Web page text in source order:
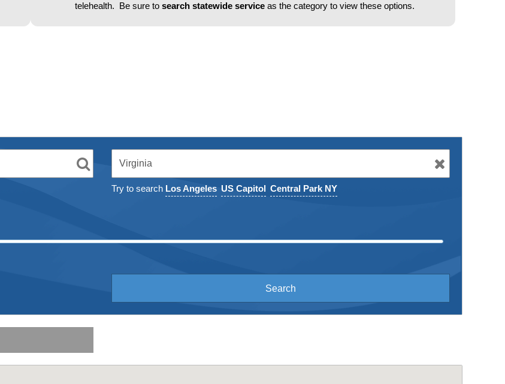
telehealth. Be sure to search statewide serviceas the category to view these options.
Try to search Los Angeles US Capitol Central Park NY